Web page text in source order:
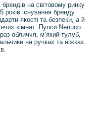
на світовому ринку
років існування бренду
якості та безпеки, а й
кімнат. Пупси Nenuco
обличчя, м’який тулуб,
на ручках та ніжках.